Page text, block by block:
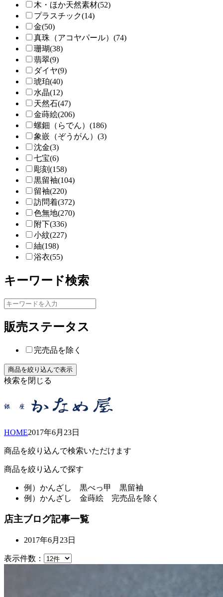
木・ほか天然素材(52)
プラスチック(14)
金(50)
真珠（アコヤパール）(74)
珊瑚(38)
翡翠(9)
ダイヤ(9)
琥珀(40)
水晶(12)
天然石(47)
金蒔絵(206)
螺鈿（らでん）(186)
象嵌（ぞうがん）(3)
沈金(3)
七宝(6)
彫刻(158)
黒留袖(104)
留袖(220)
訪問着(372)
色無地(270)
附下(336)
小紋(227)
紬(198)
浴衣(55)
キーワード検索
販売ステータス
完売品を除く
検索を閉じる
HOME2017年6月 23日
商品を絞り込んで検索いただけます
商品を絞り込んで探す
例） かんざし 黒べっ甲 黒留袖
例） かんざし 金蒔絵 完売品を除く
店主ブログ記事一覧
2017年6月23日
表示件数：